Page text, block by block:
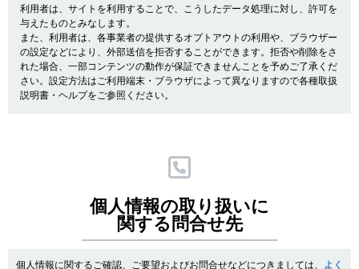
利用者は、サイトを利用することで、こうしたデータ処理に対し、許可を
与えたものとみなします。
また、利用者は、各事業者の提供するオプトアウトの利用や、ブラウザー
の設定などにより、外部送信を拒否することができます。拒否や削除をさ
れた場合、一部コンテンツの動作が保証できませんことを予めご了承くだ
さい。設定方法はご利用端末・ブラウザによって異なりますので各種取扱
説明書・ヘルプをご参照ください。
個人情報の取り扱いに
関する問合せ先
個人情報に関するご確認、ご要望およびお問合せなどにつきましては、 よく